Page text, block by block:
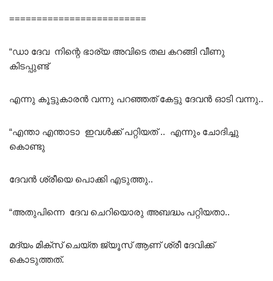
=========================
“ഡാ ദേവ നിന്റെ ഭാര്യ അവിടെ തല കറങ്ങി വീണു
കിടപ്പുണ്ട്
എന്നു കൂട്ടുകാരൻ വന്നു പറഞ്ഞത് കേട്ടു ദേവൻ ഓടി വന്നു..
“എന്താ എന്താടാ ഇവൾക്ക് പറ്റിയത് .. എന്നും ചോദിച്ചു
കൊണ്ടു
ദേവൻ ശ്രീയെ പൊക്കി എടുത്തു..
“അതുപിന്നെ ദേവ ചെറിയൊരു അബദ്ധം പറ്റിയതാ..
മദ്യം മിക്സ്‌ ചെയ്ത ജ്യൂസ്‌ ആണ് ശ്രീ ദേവിക്ക്
കൊടുത്തത്.